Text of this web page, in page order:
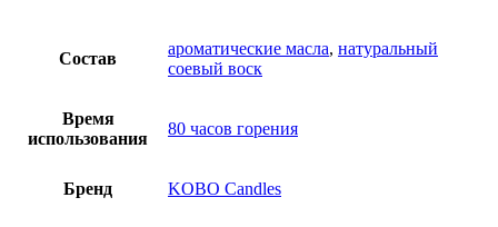
Состав
ароматические масла, натуральный
соевый воск
Время
использования
80 часов горения
Бренд KOBO Candles